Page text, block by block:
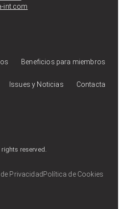
int.com
Beneficios para miembros
Issues y Noticias Contacta
reserved.
Privacidad Política de Cookies